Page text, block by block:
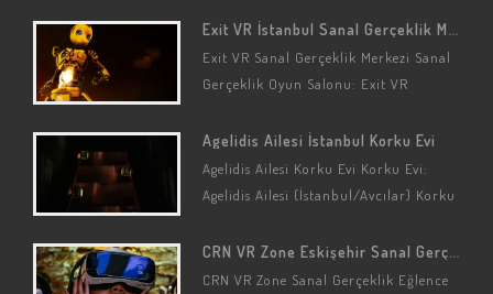
Exit VR İstanbul Sanal Gerçeklik Merkezi
Exit VR Sanal Gerçeklik Merkezi Sanal
Gerçeklik Oyun Salonu: Exit VR
Gerçeklik Seçenekleri: Kaçış Oyunları
(Özelleştirilmiş) Sanal Gerçeklik
Oyun…
Agelidis Ailesi İstanbul Korku Evi
Agelidis Ailesi Korku Evi Korku Evi:
Agelidis Ailesi (İstanbul/Avcılar) Korku
Hikayesi/Detayları Bu korku evinin
konusu gerçek bir…
CRN VR Zone Eskişehir Sanal Gerçeklik Merkezi
CRN VR Zone Sanal Gerçeklik Eğlence